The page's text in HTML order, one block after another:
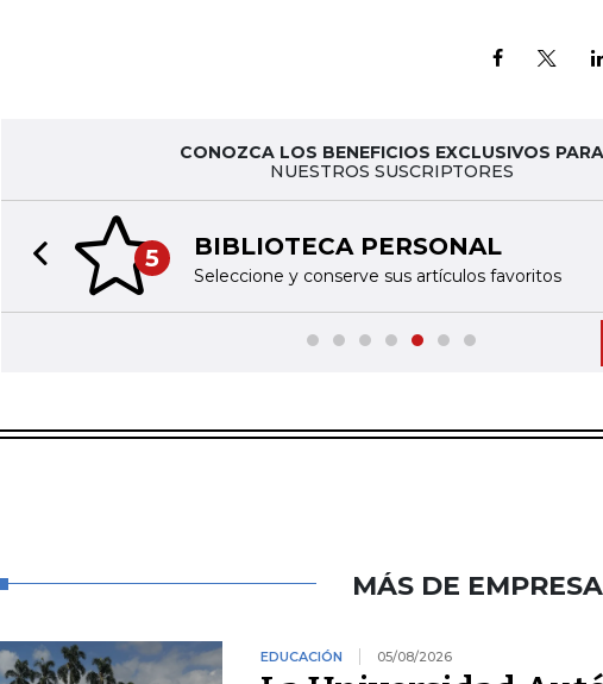
CONOZCA LOS BENEFICIOS EXCLUSIVOS PARA
NUESTROS SUSCRIPTORES
5 BIBLIOTECA PERSONAL
Seleccione y conserve sus artículos favoritos
Previous slide
MÁS DE
EDUCACIÓN 05/08/2026